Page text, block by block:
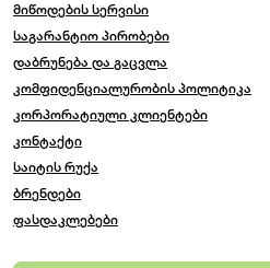
მიწოდების სერვისი
საგარანტიო პირობები
დაბრუნება და გაცვლა
კომფიდენციალურობის პოლიტიკა
კორპორატიული კლიენტები
კონტაქტი
საიტის რუქა
ბრენდები
ფასდაკლებები